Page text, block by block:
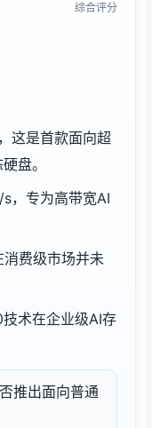
综合评分
这是首款面向超
盘。
，专为高带宽AI
费级市场并未
术在企业级AI存
推出面向普通